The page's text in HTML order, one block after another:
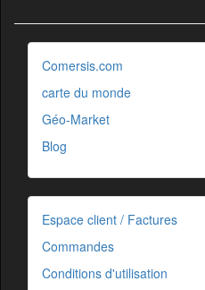
Comersis.com
carte du monde
Géo-Market
Blog
Espace client / Factures
Commandes
Conditions d'utilisation